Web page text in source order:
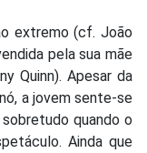
extremo (cf. João
pela sua mãe
Quinn). Apesar da
a jovem sente-se
quando o
Ainda que